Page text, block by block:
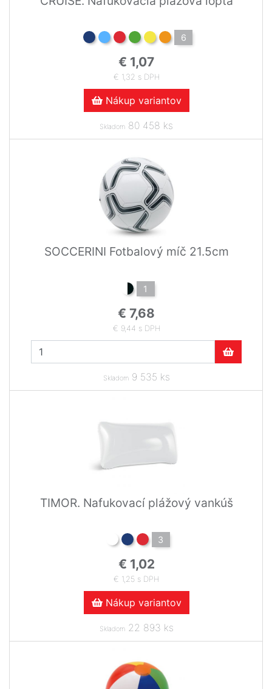
6
€ 1,07
€ 1,32 s DPH
Nákup variantov
Skladom 80 458 ks
SOCCERINI Fotbalový míč 21.5cm
1
€ 7,68
€ 9,44 s DPH
Skladom9 535 ks
TIMOR. Nafukovací plážový vankúš
3
€ 1,02
€ 1,25 s DPH
Nákup variantov
Skladom22 893 ks